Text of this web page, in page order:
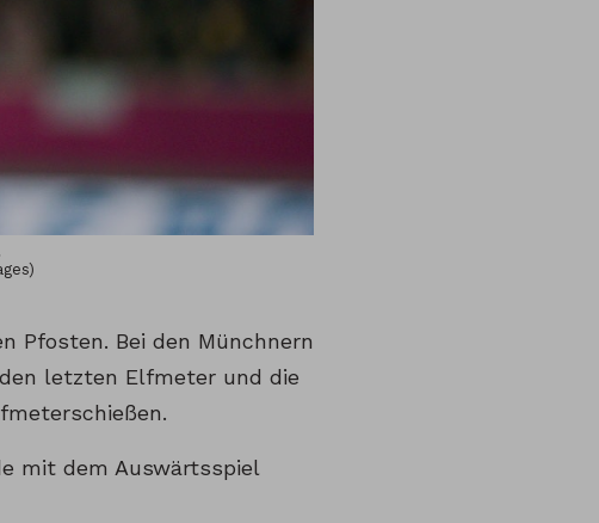
Pfosten. Bei den Münchnern
letzten Elfmeter und die
mit dem Auswärtsspiel